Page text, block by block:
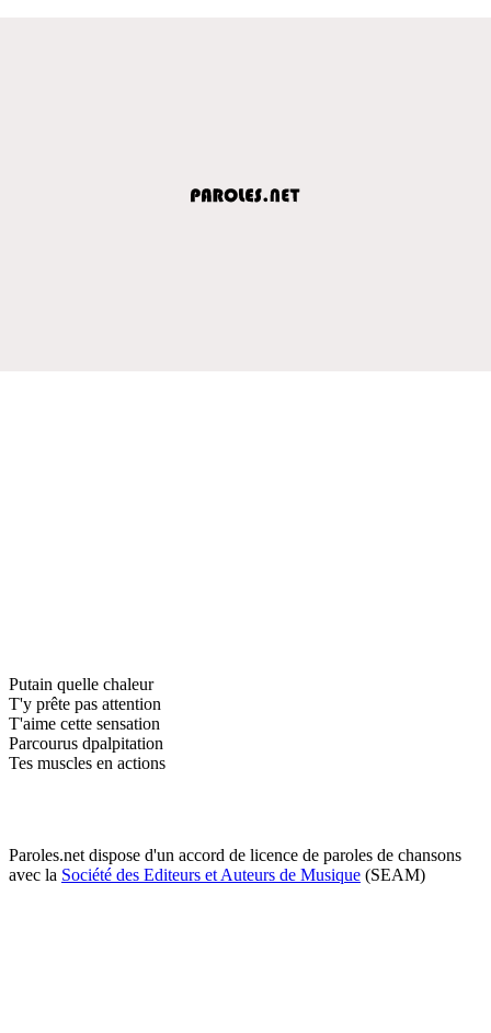
Putain quelle chaleur
T'y prête pas attention
T'aime cette sensation
Parcourus dpalpitation
Tes muscles en actions
Paroles.net dispose d'un accord de licence de paroles de chansons
avec la Société des Editeurs et Auteurs de Musique (SEAM)